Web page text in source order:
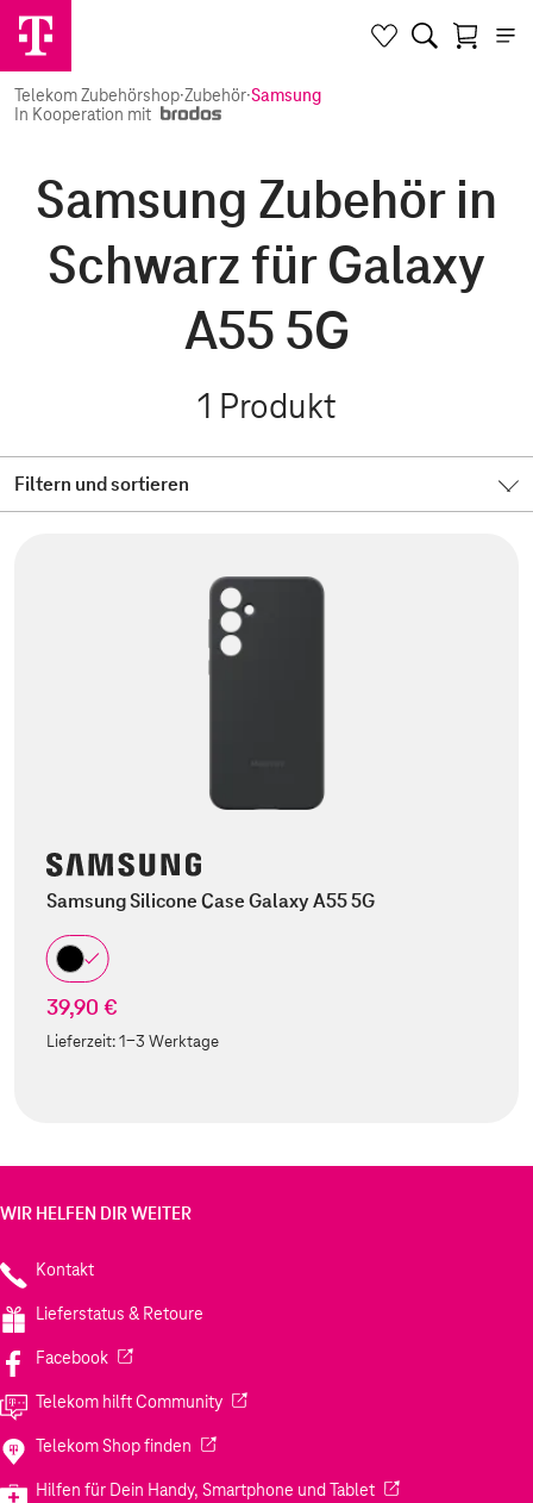
Telekom Zubehörshop·Zubehör·Samsung
In Kooperation mit
Samsung Zubehör in
Schwarz für Galaxy
A55 5G
1 Produkt
Filtern und sortieren
Samsung Silicone Case Galaxy A55 5G
39,90 €
Lieferzeit:1-3 Werktage
WIR HELFEN DIR WEITER
Kontakt
Lieferstatus & Retoure
Facebook(Wird in einem neuen Tab geöffnet)
Telekom hilft Community(Wird in einem neuen Tab geöffnet)
Telekom Shop finden (Wird in einem neuen Tab geöffnet)
Hilfen für Dein Handy, Smartphone und Tablet(Wird in einem